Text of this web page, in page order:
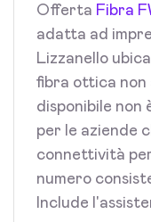
Offerta Fibra
adatta ad
Lizzanello
fibra ottica non
disponibile
per le aziende
connettività
numero
Include